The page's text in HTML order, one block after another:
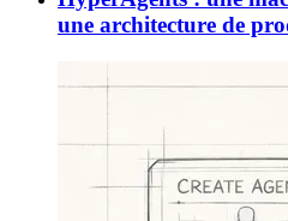
une architecture de